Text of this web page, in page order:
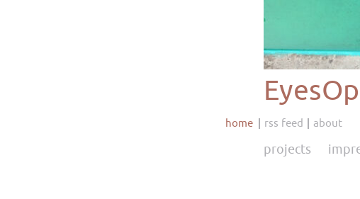
home
rss feed about
projects